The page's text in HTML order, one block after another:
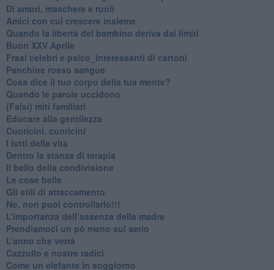
Di amori, maschere e ruoli
​Amici con cui crescere insieme
​Quando la libertà del bambino deriva dai limiti
Buon XXV Aprile
​Frasi celebri e psico_interessanti di cartoni
​Panchine rosso sangue
​Cosa dice il tuo corpo della tua mente?
​Quando le parole uccidono
​(Falsi) miti familiari
​Educare alla gentilezza
​Cuoricini, cuoricini
I lutti della vita
​Dentro la stanza di terapia
​Il bello della condivisione
Le cose belle
​Gli stili di attaccamento
No, non puoi controllarlo!!!
​L’importanza dell’assenza della madre
​Prendiamoci un pò meno sul serio
​L’anno che verrà
​Cazzullo e nostre radici
​Come un elefante in soggiorno